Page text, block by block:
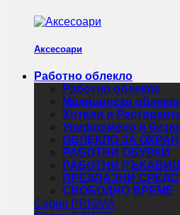
Аксесоари
Работно облекло
Работно облекло
Медицинско
Хотели и
Униформено и
ОБЛЕКЛО ЗА
РАБОТНИ ОБУВКИ
РАБОТНИ
ПРЕДПАЗНИ
СВОБОДНО ВРЕМЕ
Серия PRISMA